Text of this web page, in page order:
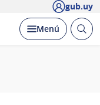
gub.uy
Desplegar
Menú Abrir